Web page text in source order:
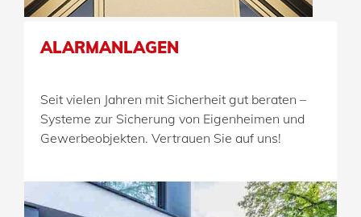
ALARMANLAGEN
Seit vielen Jahren mit Sicherheit gut beraten –
Systeme zur Sicherung von Eigenheimen und
Gewerbeobjekten. Vertrauen Sie auf uns!